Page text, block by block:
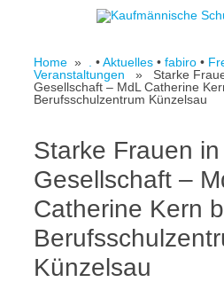
Home » •Aktuelles • fabiro •
Veranstaltungen » Starke
Gesellschaft – MdL Catherine
Berufsschulzentrum Künzelsau
Starke Frauen
Gesellschaft –
Catherine Kern
Künzelsau